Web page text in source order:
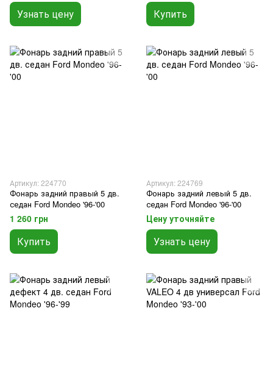
Узнать цену Купить
Артикул: 224770
Фонарь задний правый 5 дв.
седан Ford Mondeo '96-'00
1 260 грн
Купить
Артикул: 224769
Фонарь задний левый 5 дв.
седан Ford Mondeo '96-'00
Цену уточняйте
Узнать цену